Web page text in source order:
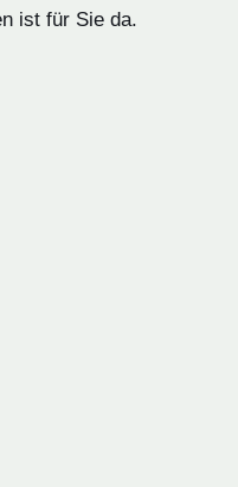
ist für Sie da.